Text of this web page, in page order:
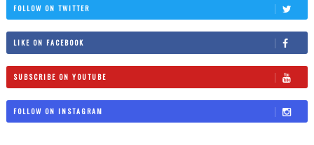
FOLLOW ON TWITTER
LIKE ON FACEBOOK
SUBSCRIBE ON YOUTUBE
FOLLOW ON INSTAGRAM